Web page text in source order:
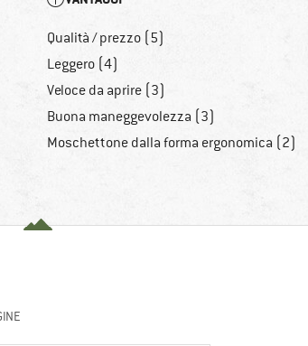
Qualità / prezzo (5)
Leggero (4)
Veloce da aprire (3)
Buona maneggevolezza (3)
Moschettone dalla forma ergonomica (2)